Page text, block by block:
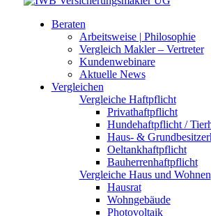
Beraten
Arbeitsweise | Philosophie
Vergleich Makler – Vertreter
Kundenwebinare
Aktuelle News
Vergleichen
Vergleiche Haftpflicht
Privathaftpflicht
Hundehaftpflicht /
Haus- &
Oeltankhaftpflicht
Bauherrenhaftpflicht
Vergleiche Haus und Wohnen
Hausrat
Wohngebäude
Photovoltaik